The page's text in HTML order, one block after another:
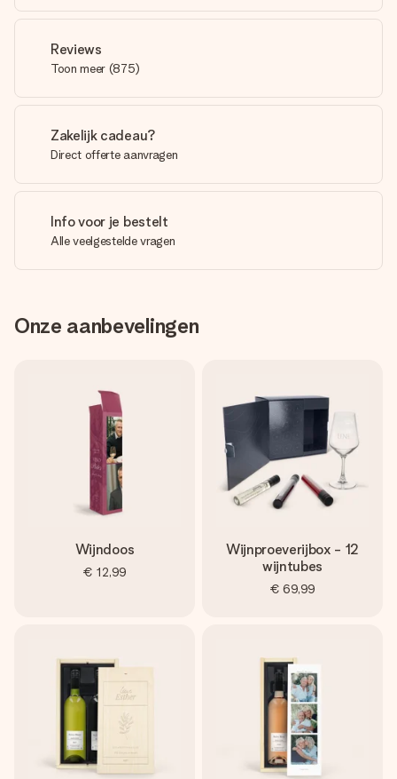
Reviews
Toon meer (875)
Zakelijk cadeau?
Direct offerte aanvragen
Info voor je bestelt
Alle veelgestelde vragen
Onze aanbevelingen
Wijndoos
€ 12,99
Wijnproeverijbox - 12
wijntubes
€ 69,99